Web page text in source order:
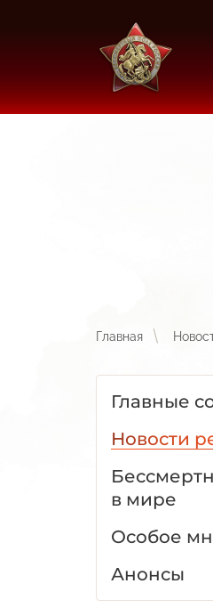
Главная
Главные
Новости
в мире
Особое
Анонсы